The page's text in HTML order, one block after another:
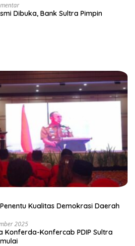
Dibuka, Bank Sultra Pimpin
Kualitas Demokrasi Daerah
2025
Konferda-Konfercab PDIP Sultra